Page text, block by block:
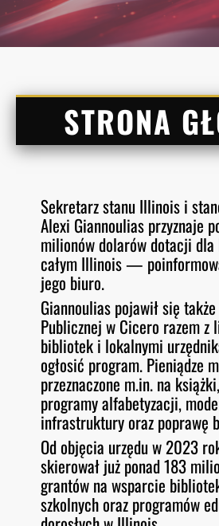
STRONA
Sekretarz stanu Illinois i
Alexi Giannoulias przyznaje
milionów dolarów dotacji
całym Illinois —
jego biuro.
Giannoulias pojawił się
Publicznej w Cicero razem z
bibliotek i lokalnymi
ogłosić program. Pieniądze
przeznaczone m.in. na
programy alfabetyzacji,
infrastruktury oraz poprawę
Od objęcia urzędu w 2023
skierował już ponad 183
grantów na wsparcie
szkolnych oraz programów